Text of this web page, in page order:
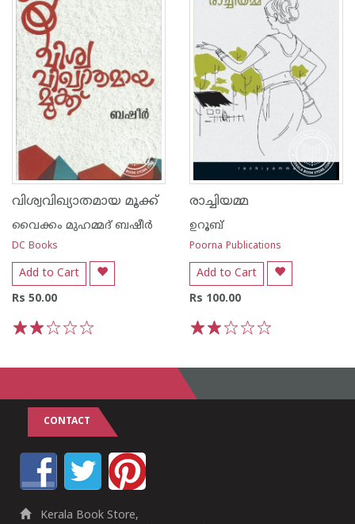
വിശ്വവിഖ്യാതമായ മൂക്ക്
വൈക്കം മുഹമ്മദ് ബഷീര്‍
DC Books
Add to Cart
Rs 50.00
രാച്ചിയമ്മ
ഉറൂബ്‌
Poorna Publications
Add to Cart
Rs 100.00
CONTACT
Kerala Book Store,